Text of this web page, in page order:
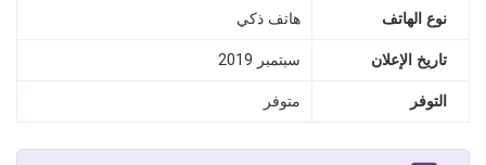
نوع الهاتف هاتف ذكي
تاريخ الإعلان سبتمبر 2019
التوفر متوفر